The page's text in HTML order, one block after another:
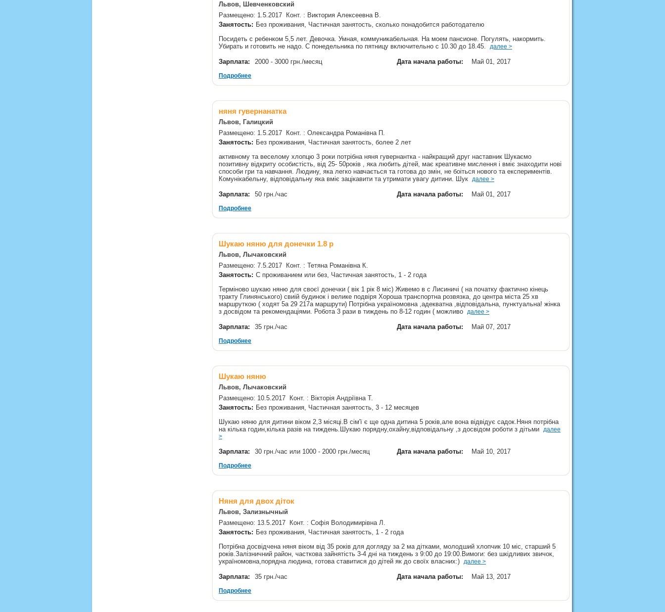
Львов, Шевченковский
Размещено: 1.5.2017 Конт. : Виктория Алексеевна В.
Занятость: Без проживания, Частичная занятость, сколько понадобится работодателю
Посидеть с ребенком 5,5 лет. Девочка. Умная, коммуникабельная. На моем пансионе. Погулять, накормить.
Убирать и готовить не надо. С понедельника по пятницу включительно с 10.30 до 18.45. далее >
Зарплата: 2000 - 3000 грн./месяц Дата начала работы: Май 01, 2017
Подробнее
няня гувернанатка
Львов, Галицкий
Размещено: 1.5.2017 Конт. : Олександра Романівна П.
Занятость: Без проживания, Частичная занятость, более 2 лет
активному та веселому хлопцю 3 роки потрібна няня гувернантка - найкращий друг наставник Шукаємо
позитивну відкриту особистість, від 25- 50років , яка любить дітей, має креативне мислення і вміє знаходити нові
способи гри та навчання. Людину, яка легко навчається та готова до змін, не боіться нового та експериментів.
Комунікабельну, відповідальну яка вміє зацікавити та утримати увагу дитини. Шук далее >
Зарплата: 50 грн./час Дата начала работы: Май 01, 2017
Подробнее
Шукаю няню для донечки 1.8 р
Львов, Лычаковский
Размещено: 7.5.2017 Конт. : Тетяна Романівна К.
Занятость: С проживанием или без, Частичная занятость, 1 - 2 года
Терміново шукаю няню для своєї донечки ( вік 1 рік 8 міс) Живемо в с Лисиничі ( на початку фактично кінець
тракту Глинянського) свиій будинок і велике подвіря Хороша транспортна розвязка, до центра міста 25 хв
маршруткою ( ходят 5а 29 217а маршрути) Потрібна україномовна ,адекватна ,відповідальна, пунктуальна! жінка
з досвідом та рекомендаціями. Робота 3 рази в тиждень по 8-12 годин ( можливо далее >
Зарплата: 35 грн./час Дата начала работы: Май 07, 2017
Подробнее
Шукаю няню
Львов, Лычаковский
Размещено: 10.5.2017 Конт. : Вікторія Андріївна Т.
Занятость: Без проживания, Частичная занятость, 3 - 12 месяцев
Шукаю няню для дитини віком 2,3 місяці.В сім'ї є ще одна дитина 5 років,але вона відвідує садок.Няня потрібна
на кілька годин,кілька разів на тиждень.Шукаю порядну,охайну,відповідальну ,з досвідом роботи з дітьми далее
>
Зарплата: 30 грн./час или 1000 - 2000 грн./месяц Дата начала работы: Май 10, 2017
Подробнее
Няня для двох діток
Львов, Зализнычный
Размещено: 13.5.2017 Конт. : Софія Володимирівна Л.
Занятость: Без проживания, Частичная занятость, 1 - 2 года
Потрібна досвідчена няня віком від 35 років для догляду за 2 ма дітками, молодший хлопчик 10 міс, старший 5
років.Залізничний район, часткова зайнятість 3-4 дні на тиждень з 9:00 до 19:00.Вимоги: без шкідливих звичок,
україномовна,порядна людина, готова ставитися до дітей як до своїх власних:) далее >
Зарплата: 35 грн./час Дата начала работы: Май 13, 2017
Подробнее